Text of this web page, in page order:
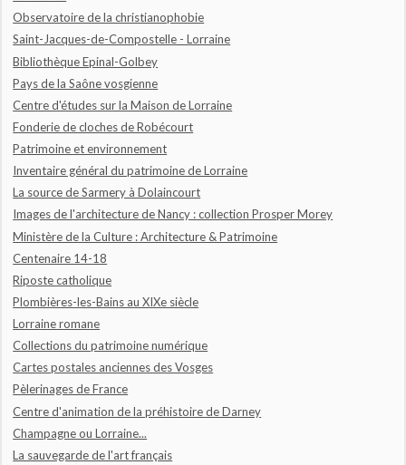
Observatoire de la christianophobie
Saint-Jacques-de-Compostelle - Lorraine
Bibliothèque Epinal-Golbey
Pays de la Saône vosgienne
Centre d'études sur la Maison de Lorraine
Fonderie de cloches de Robécourt
Patrimoine et environnement
Inventaire général du patrimoine de Lorraine
La source de Sarmery à Dolaincourt
Images de l'architecture de Nancy : collection Prosper Morey
Ministère de la Culture : Architecture & Patrimoine
Centenaire 14-18
Riposte catholique
Plombières-les-Bains au XIXe siècle
Lorraine romane
Collections du patrimoine numérique
Cartes postales anciennes des Vosges
Pèlerinages de France
Centre d'animation de la préhistoire de Darney
Champagne ou Lorraine...
La sauvegarde de l'art français